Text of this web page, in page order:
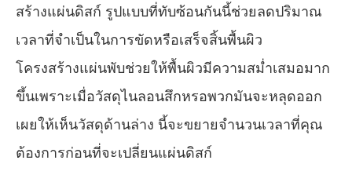
สร้างแผ่นดิสก์ รูปแบบที่ทับซ้อนกันนี้ช่วยลดปริมาณ
เวลาที่จำเป็นในการขัดหรือเสร็จสิ้นพื้นผิว
โครงสร้างแผ่นพับช่วยให้พื้นผิวมีความสม่ำเสมอมาก
ขึ้นเพราะเมื่อวัสดุไนลอนสึกหรอพวกมันจะหลุดออก
เผยให้เห็นวัสดุด้านล่าง นี้จะขยายจำนวนเวลาที่คุณ
ต้องการก่อนที่จะเปลี่ยนแผ่นดิสก์